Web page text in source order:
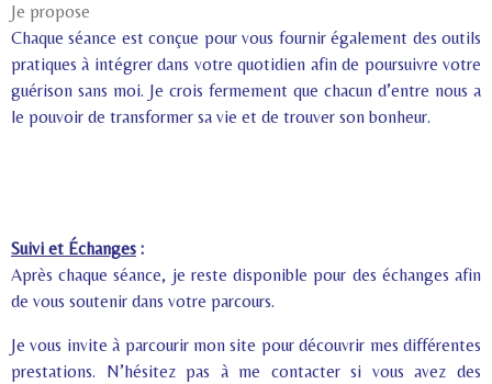
Je propose
Chaque séance est conçue pour vous fournir également des outils
pratiques à intégrer dans votre quotidien afin de poursuivre votre
guérison sans moi. Je crois fermement que chacun d’entre nous a
le pouvoir de transformer sa vie et de trouver son bonheur.
Suivi et Échanges :
Après chaque séance, je reste disponible pour des échanges afin
de vous soutenir dans votre parcours.
Je vous invite à parcourir mon site pour découvrir mes différentes
prestations. N’hésitez pas à me contacter si vous avez des